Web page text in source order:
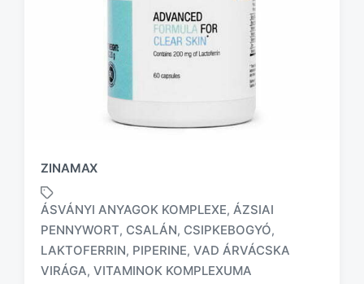
ZINAMAX
a
g
ÁSVÁNYI ANYAGOK KOMPLEXE, ÁZSIAI
PENNYWORT, CSALÁN, CSIPKEBOGYÓ,
LAKTOFERRIN, PIPERINE, VAD ÁRVÁCSKA
VIRÁGA, VITAMINOK KOMPLEXUMA